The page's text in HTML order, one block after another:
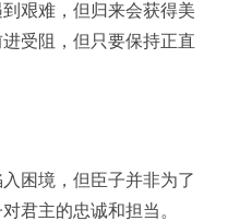
艰难，但归来会获得美
受阻，但只要保持正直
困境，但臣子并非为了
君主的忠诚和担当。